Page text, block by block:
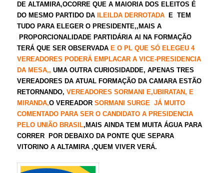
DE ALTAMIRA,OCORRE QUE A MAIORIA DOS ELEITOS É
DO MESMO PARTIDO DA
ILEILDA DERROTADA
E TEM
TUDO PARA ELEGER O PRESIDENTE,,MAIS A
PROPORCIONALIDADE PARTIDÁRIA AI NA FORMAÇÃO
TERÁ QUE SER OBSERVADA E O PL QUE SÓ ELEGEU 4
VEREADORES PODERÁ EMPLACAR A VICE-PRESIDENCIA
DA MESA,, UMA OUTRA CURIOSIDADDE, APENAS TRES
VEREADORES DA ATUAL FORMAÇÃO DA CAMARA ESTÃO
RETORNANDO,VEREADORES SORMANI E,UBIRATAN, E
MIRANDA,O VEREADORSORMANI SURGE JÁ MUITO
COMENTADO PARA SER O CANDIDATO A PRESIDENCIA
PELO UNIÃO BRASIL,MAIS AINDA TEM MUITA ÁGUA PARA
CORRER POR DEBAIXO DA PONTE QUE SEPARA
VITORINO A ALTAMIRA ,QUEM VIVER VERÁ.